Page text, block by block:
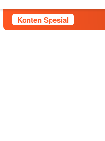
Mobile
Konten Spesial